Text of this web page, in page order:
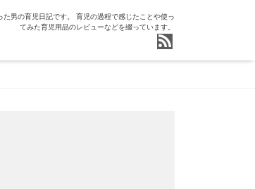
男の育児日記です。 育児の過程で感じたことや使っ
てみた育児用品のレビューなどを綴っています。